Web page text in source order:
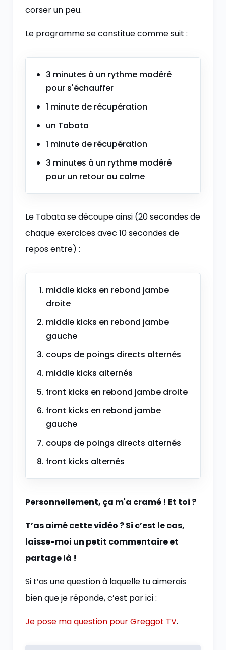
corser un peu.
Le programme se constitue comme suit :
3 minutes à un rythme modéré
pour s'échauffer
1 minute de récupération
un Tabata
1 minute de récupération
3 minutes à un rythme modéré
pour un retour au calme
Le Tabata se découpe ainsi (20 secondes de
chaque exercices avec 10 secondes de
repos entre) :
middle kicks en rebond jambe
droite
middle kicks en rebond jambe
gauche
coups de poings directs alternés
middle kicks alternés
front kicks en rebond jambe droite
front kicks en rebond jambe
gauche
coups de poings directs alternés
front kicks alternés
Personnellement, ça m'a cramé ! Et toi ?
T’as aimé cette vidéo ? Si c’est le cas,
laisse-moi un petit commentaire et
partage là !
Si t’as une question à laquelle tu aimerais
bien que je réponde, c’est par ici :
Je pose ma question pour Greggot TV.